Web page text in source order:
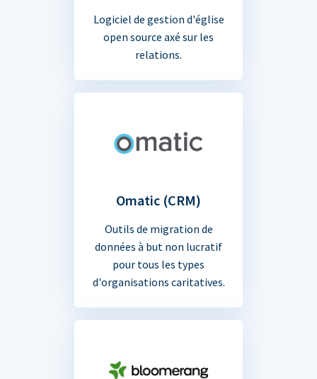
Logiciel de gestion d'église
open source axé sur les
relations.
Omatic (CRM)
Outils de migration de
données à but non lucratif
pour tous les types
d'organisations caritatives.